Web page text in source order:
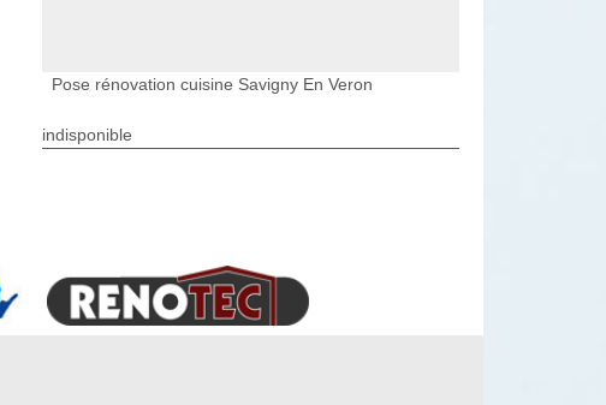
Pose rénovation cuisine Savigny En Veron
indisponible